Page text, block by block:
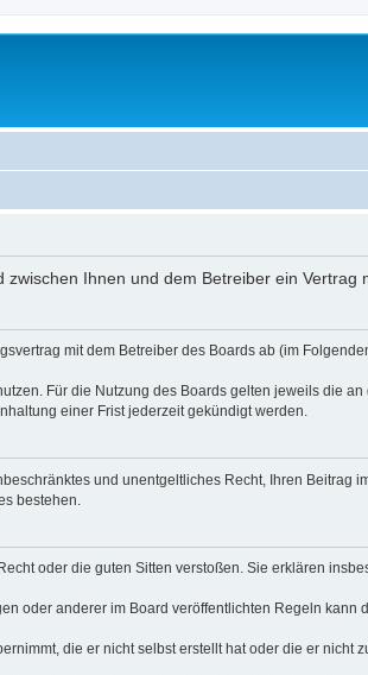
Ihnen und dem Betreiber ein
mit dem Betreiber des Boards ab (im
Für die Nutzung des Boards gelten jeweils die
einer Frist jederzeit gekündigt werden.
und unentgeltliches Recht, Ihren Beitrag
bestehen.
oder die guten Sitten verstoßen. Sie erklären
oder anderer im Board veröffentlichten Regeln kann
die er nicht selbst erstellt hat oder die er nicht